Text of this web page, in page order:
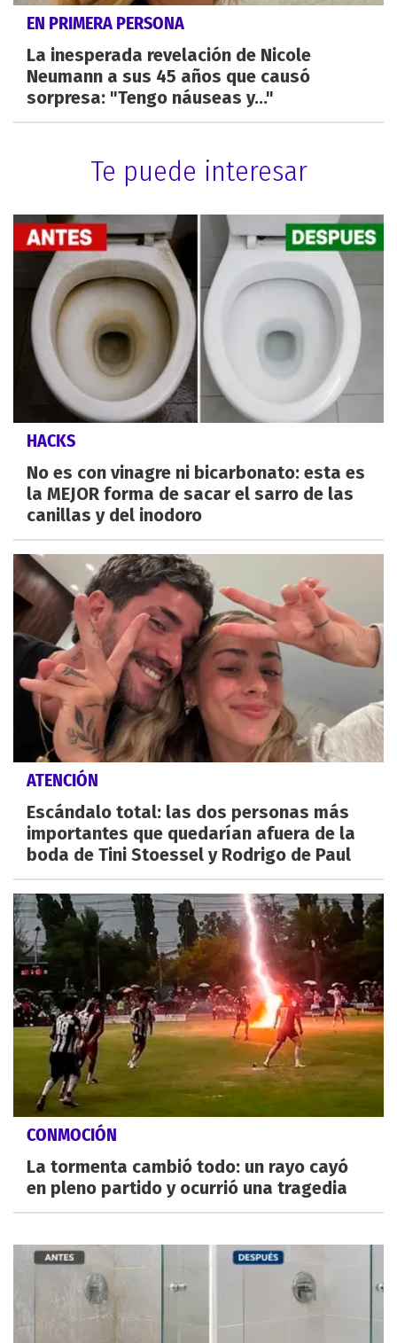
EN PRIMERA PERSONA
La inesperada revelación de Nicole
Neumann a sus 45 años que causó
sorpresa: "Tengo náuseas y..."
Te puede interesar
HACKS
No es con vinagre ni bicarbonato: esta es
la MEJOR forma de sacar el sarro de las
canillas y del inodoro
ATENCIÓN
Escándalo total: las dos personas más
importantes que quedarían afuera de la
boda de Tini Stoessel y Rodrigo de Paul
CONMOCIÓN
La tormenta cambió todo: un rayo cayó
en pleno partido y ocurrió una tragedia